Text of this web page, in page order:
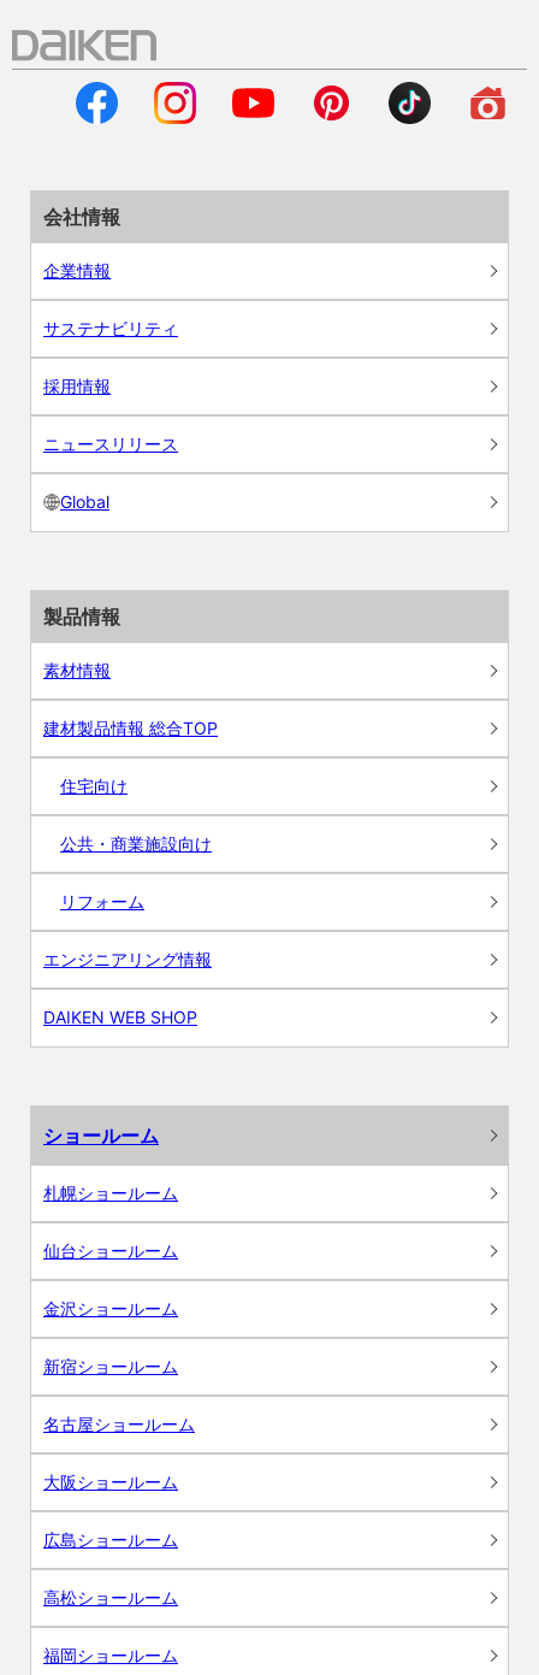
会社情報
企業情報
サステナビリティ
採用情報
ニュースリリース
Global
製品情報
素材情報
建材製品情報 総合TOP
住宅向け
公共・商業施設向け
リフォーム
エンジニアリング情報
DAIKEN WEB SHOP
ショールーム
札幌ショールーム
仙台ショールーム
金沢ショールーム
新宿ショールーム
名古屋ショールーム
大阪ショールーム
広島ショールーム
高松ショールーム
福岡ショールーム